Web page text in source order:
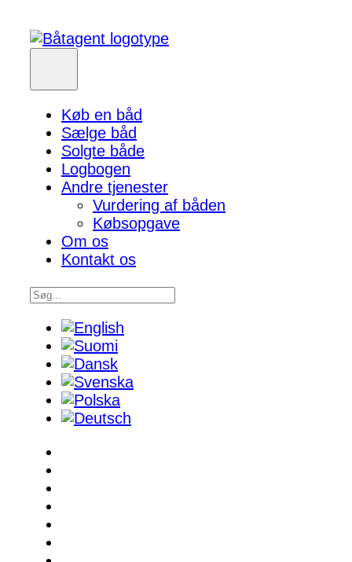
Køb en båd
Sælge båd
Solgte både
Logbogen
Andre tjenester
Vurdering af båden
Købsopgave
Om os
Kontakt os